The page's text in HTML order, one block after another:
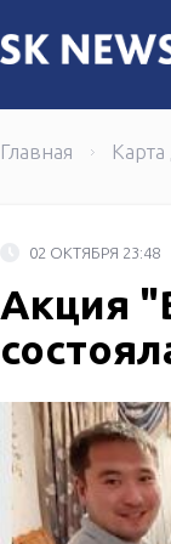
"Казпочта"
Главная
02 ОКТЯБРЯ 23:48
Акция